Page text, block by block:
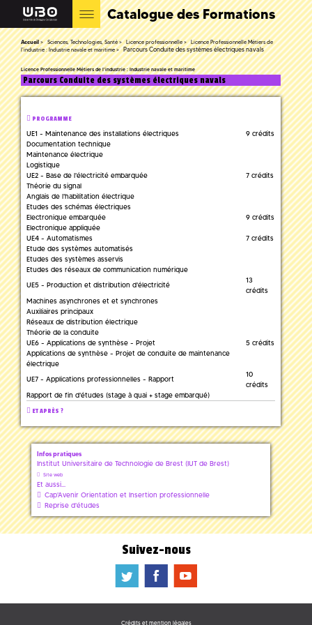
Catalogue des Formations
Accueil Sciences, Technologies, Santé Licence professionnelle
Licence Professionnelle Métiers de
l'industrie : Industrie navale et maritime
Parcours Conduite des systèmes électriques navals
Licence Professionnelle Métiers de l'industrie : Industrie navale et maritime
Parcours Conduite des systèmes électriques navals
PROGRAMME
UE1 - Maintenance des installations électriques
9 crédits
Documentation technique
Maintenance électrique
Logistique
UE2 - Base de l'électricité embarquée
7 crédits
Théorie du signal
Anglais de l'habilitation électrique
Etudes des schémas électriques
Electronique embarquée
9 crédits
Electronique appliquée
UE4 - Automatismes
7 crédits
Etude des systèmes automatisés
Etudes des systèmes asservis
Etudes des réseaux de communication numérique
UE5 - Production et distribution d'électricité
13
crédits
Machines asynchrones et et synchrones
Auxiliaires principaux
Réseaux de distribution électrique
Théorie de la conduite
UE6 - Applications de synthèse - Projet
5 crédits
Applications de synthèse - Projet de conduite de maintenance
électrique
UE7 - Applications professionnelles - Rapport
10
crédits
Rapport de fin d'études (stage à quai + stage embarqué)
ET APRÈS ?
Infos pratiques
Institut Universitaire de Technologie de Brest (IUT de Brest)
Site web
Et aussi...
Cap'Avenir Orientation et Insertion professionnelle
Reprise d'études
Suivez-nous
a b f
Crédits et mention légales